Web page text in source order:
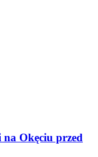
Okęciu przed